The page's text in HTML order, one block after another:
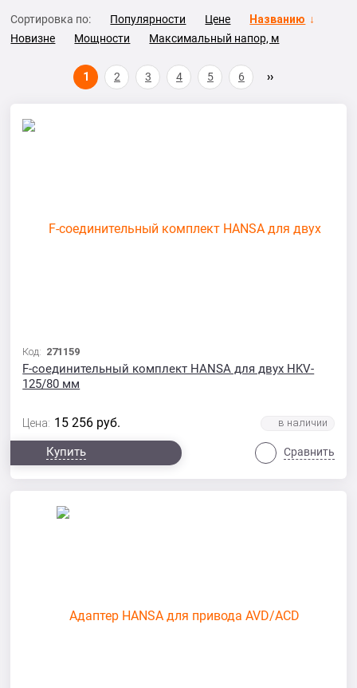
Сортировка по: Популярности Цене
Названию
Новизне
Мощности Максимальный напор, м
1 2 3 4 5 6
Код: 271159
F-соединительный комплект HANSA для двух HKV-
125/80 мм
Цена: 15 256 руб.
Купить Сравнить